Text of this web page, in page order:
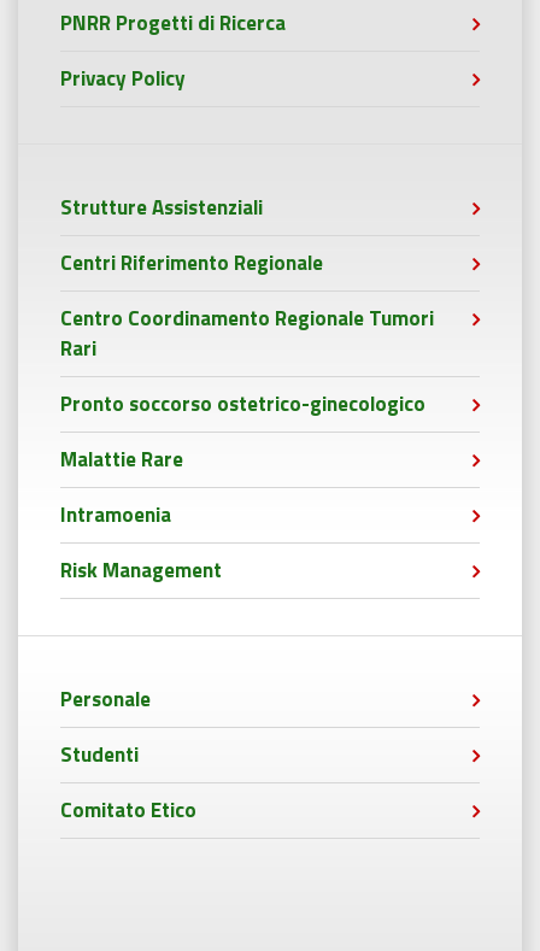
PNRR Progetti di Ricerca
Privacy Policy
Strutture Assistenziali
Centri Riferimento Regionale
Centro Coordinamento Regionale Tumori
Rari
Pronto soccorso ostetrico-ginecologico
Malattie Rare
Intramoenia
Risk Management
Personale
Studenti
Comitato Etico